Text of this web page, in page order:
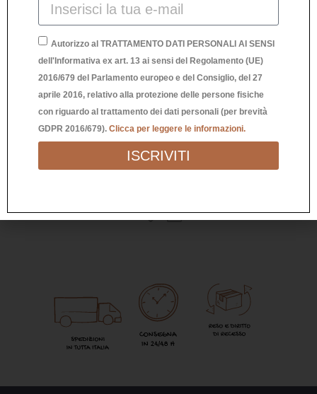
PIATTINO RETTANGOLARE GATTO
GIALLO
12,00€
Autorizzo al TRATTAMENTO DATI PERSONALI AI SENSI
dell'Informativa ex art. 13 ai sensi del Regolamento (UE)
2016/679 del Parlamento europeo e del Consiglio, del 27
aprile 2016, relativo alla protezione delle persone fisiche
con riguardo al trattamento dei dati personali (per brevità
GDPR 2016/679). Clicca per leggere le informazioni.
ISCRIVITI